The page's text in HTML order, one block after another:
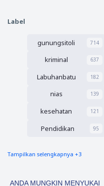
Peruba
dan
Usulan
Wakil
Label
gunungsitoli 714
kriminal 637
Labuhanbatu 182
nias 139
kesehatan 121
Pendidikan 95
nias barat
Tampilkan selengkapnya +3